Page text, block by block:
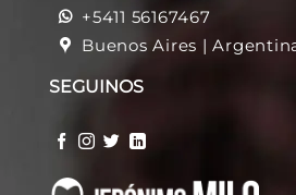
+5411 56167467
Buenos Aires |
SEGUINOS